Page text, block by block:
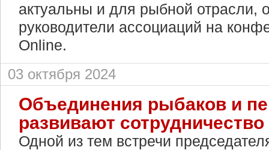
актуальны и для рыбной отрасли,
руководители ассоциаций на
Online.
03 октября 2024
Объединения рыбаков и
развивают сотрудничество
Одной из тем встречи